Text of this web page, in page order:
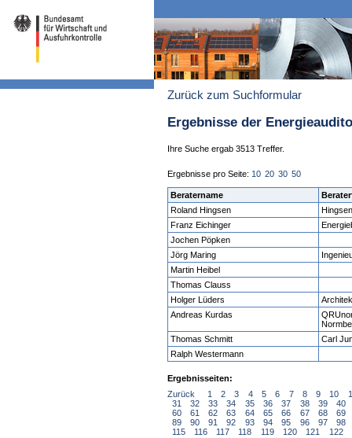
Zurück zum Suchformular
Ergebnisse der
Ihre Suche ergab 3513 Treffer.
Ergebnisse pro Seite: 10 20 30 50
Beratername
Roland Hingsen
Franz Eichinger
Jochen Pöpken
Jörg Maring
Martin Heibel
Thomas Clauss
Holger Lüders
Andreas Kurdas
Thomas Schmitt
Carl
Ralph Westermann
Ergebnisseiten:
Zurück
1 2 3 4 5 6 7 8 9 10
31
32 33 34 35 36 37 38 39
40
60
61 62 63 64 65 66 67 68
69
89
90 91 92 93 94 95 96 97
98
115
116 117 118 119 120 121 122